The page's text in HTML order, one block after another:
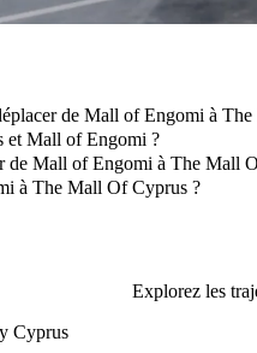
de Mall of Engomi à
Mall of Engomi à The Mall
et Mall of Engomi ?
Mall of Engomi.
de Mall of Engomi à The Mall
of Engomi à The Mall Of
à The Mall Of Cyprus ?
Explorez les
Cyprus